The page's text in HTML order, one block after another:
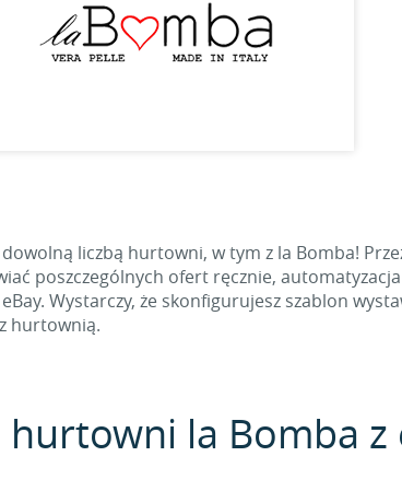
liczbą hurtowni, w tym z la Bomba!
poszczególnych ofert ręcznie,
Wystarczy, że skonfigurujesz szablon
hurtownią.
la Bomba z